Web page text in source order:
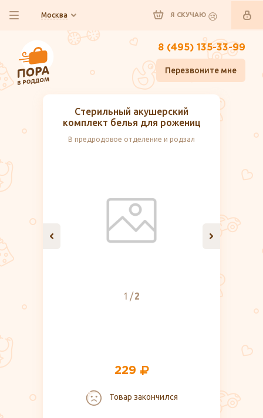
Москва Я СКУЧАЮ
8 (495) 135-33-99
Перезвоните мне
Стерильный акушерский
комплект белья для рожениц
В предродовое отделение и родзал
1 2
229
Товар закончился